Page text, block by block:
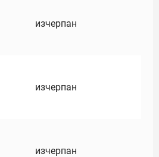
изчерпан
изчерпан
изчерпан